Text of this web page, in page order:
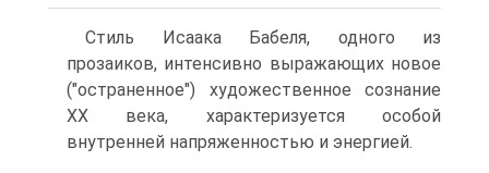
Стиль Исаака Бабеля, одного из
прозаиков, интенсивно выражающих новое
("остраненное") художественное сознание
XX века, характеризуется особой
внутренней напряженностью и энергией.